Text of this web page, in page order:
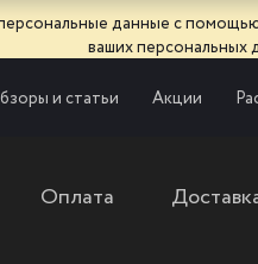
данные с
ваших персональных
и статьи Акции
Оплата